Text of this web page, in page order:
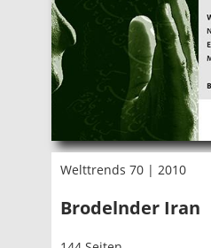
Welttrends 70 | 2010
Brodelnder Iran